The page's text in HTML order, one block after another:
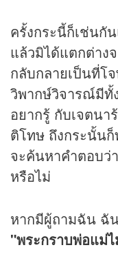
ครั้งกระนี้ก็เช่นกั
แล้วมิได้แตกต่าง
กลับกลายเป็นที่โ
วิพากษ์วิจารณ์มีทั้
อยากรู้ กับเจตนา
ติโทษ ถึงกระนั้น
จะค้นหาคำตอบว่
หรือไม่
หากมีผู้ถามฉัน ฉั
"พระกราบพ่อแม่